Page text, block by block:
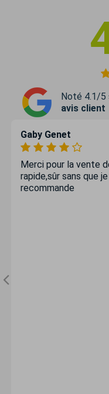
Noté 4.1/5
avis client
Gaby Genet
Merci pour la vente
rapide,sûr sans que
recommande